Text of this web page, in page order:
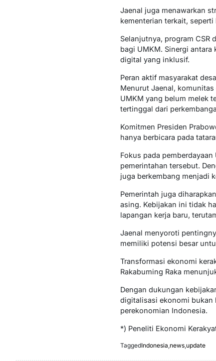
Jaenal juga menawarkan
kementerian terkait,
Selanjutnya, program
bagi UMKM. Sinergi
digital yang inklusif.
Peran aktif masyarakat
Menurut Jaenal,
UMKM yang belum melek
tertinggal dari
Komitmen Presiden
hanya berbicara pada
Fokus pada
pemerintahan tersebut.
juga berkembang menjadi
Pemerintah juga
asing. Kebijakan ini tidak
lapangan kerja baru,
Jaenal menyoroti
memiliki potensi besar
Transformasi ekonomi
Rakabuming Raka
Dengan dukungan
digitalisasi ekonomi bukan
perekonomian Indonesia.
*) Peneliti Ekonomi
TaggedIndonesia,news,update